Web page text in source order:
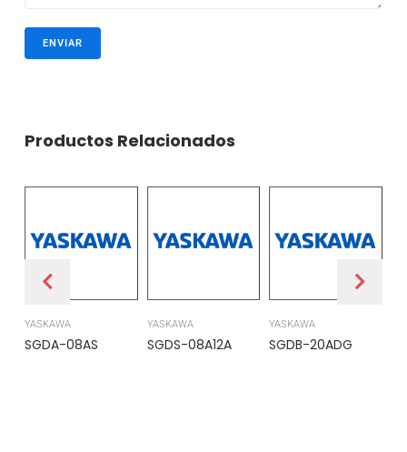
Productos Relacionados
YASKAWA
SGDA-08AS
YASKAWA
SGDS-08A12A
YASKAWA
SGDB-20ADG